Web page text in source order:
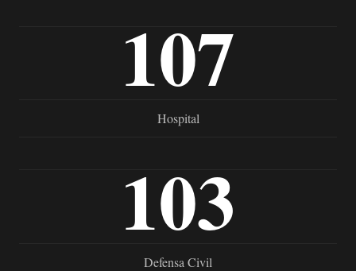
107
Hospital
103
Defensa Civil